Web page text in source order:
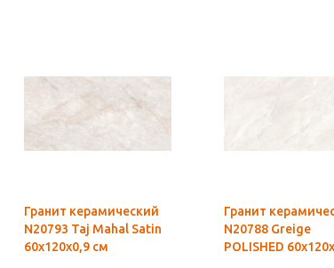
Гранит керамический
N20793 Taj Mahal Satin
60x120х0,9 см
Гранит
N20788 Greige
POLISHED